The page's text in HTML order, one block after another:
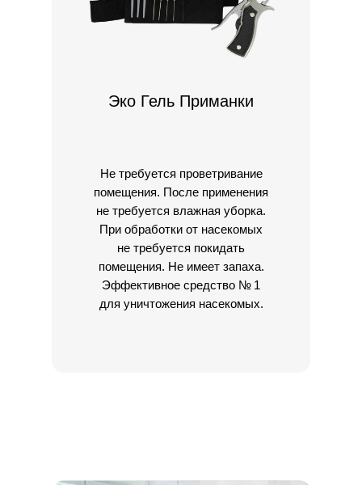
Эко Гель Приманки
Не требуется проветривание
помещения. После применения
не требуется влажная уборка.
При обработки от насекомых
не требуется покидать
помещения. Не имеет запаха.
Эффективное средство № 1
для уничтожения насекомых.